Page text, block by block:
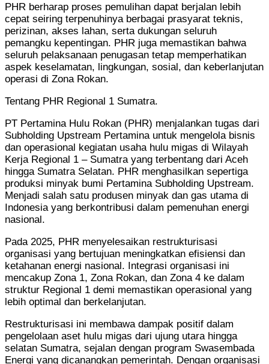
PHR berharap proses pemulihan dapat berjalan lebih
cepat seiring terpenuhinya berbagai prasyarat teknis,
perizinan, akses lahan, serta dukungan seluruh
pemangku kepentingan. PHR juga memastikan bahwa
seluruh pelaksanaan penugasan tetap memperhatikan
aspek keselamatan, lingkungan, sosial, dan keberlanjutan
operasi di Zona Rokan.
Tentang PHR Regional 1 Sumatra.
PT Pertamina Hulu Rokan (PHR) menjalankan tugas dari
Subholding Upstream Pertamina untuk mengelola bisnis
dan operasional kegiatan usaha hulu migas di Wilayah
Kerja Regional 1 – Sumatra yang terbentang dari Aceh
hingga Sumatra Selatan. PHR menghasilkan sepertiga
produksi minyak bumi Pertamina Subholding Upstream.
Menjadi salah satu produsen minyak dan gas utama di
Indonesia yang berkontribusi dalam pemenuhan energi
nasional.
Pada 2025, PHR menyelesaikan restrukturisasi
organisasi yang bertujuan meningkatkan efisiensi dan
ketahanan energi nasional. Integrasi organisasi ini
mencakup Zona 1, Zona Rokan, dan Zona 4 ke dalam
struktur Regional 1 demi memastikan operasional yang
lebih optimal dan berkelanjutan.
Restrukturisasi ini membawa dampak positif dalam
pengelolaan aset hulu migas dari ujung utara hingga
selatan Sumatra, sejalan dengan program Swasembada
Energi yang dicanangkan pemerintah. Dengan organisasi